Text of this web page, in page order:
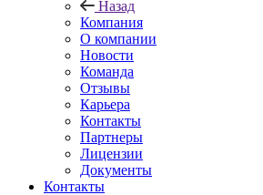
Назад
Компания
О компании
Новости
Команда
Отзывы
Карьера
Контакты
Партнеры
Лицензии
Документы
Контакты